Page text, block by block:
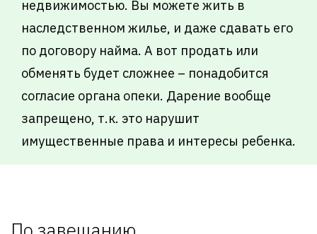
недвижимостью. Вы можете жить в
наследственном жилье, и даже сдавать его
по договору найма. А вот продать или
обменять будет сложнее – понадобится
согласие органа опеки. Дарение вообще
запрещено, т.к. это нарушит
имущественные права и интересы ребенка.